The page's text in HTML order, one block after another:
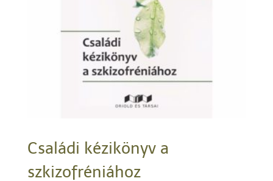
Családi kézikönyv a
szkizofréniához